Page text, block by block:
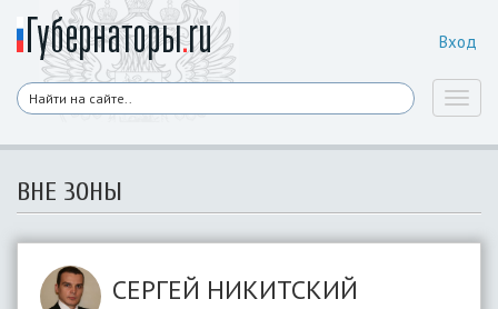
Вход
ВНЕ ЗОНЫ
СЕРГЕЙ НИКИТСКИЙ